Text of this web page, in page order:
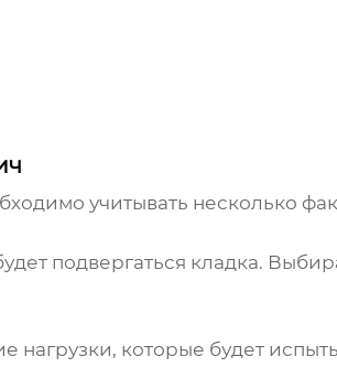
учитывать несколько
подвергаться кладка.
нагрузки, которые будет